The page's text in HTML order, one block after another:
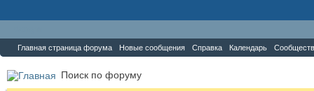
Главная страница форума Новые сообщения Справка Календарь
Поиск по форуму